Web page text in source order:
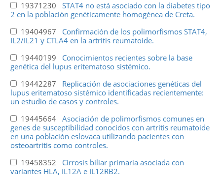
19371230 STAT4 no está asociado con la diabetes tipo
2 en la población genéticamente homogénea de Creta.
19404967 Confirmación de los polimorfismos STAT4,
IL2/IL21 y CTLA4 en la artritis reumatoide.
19440199 Conocimientos recientes sobre la base
genética del lupus eritematoso sistémico.
19442287 Replicación de asociaciones genéticas del
lupus eritematoso sistémico identificadas recientemente:
un estudio de casos y controles.
19445664 Asociación de polimorfismos comunes en
genes de susceptibilidad conocidos con artritis reumatoide
en una población eslovaca utilizando pacientes con
osteoartritis como controles.
19458352 Cirrosis biliar primaria asociada con
variantes HLA, IL12A e IL12RB2.